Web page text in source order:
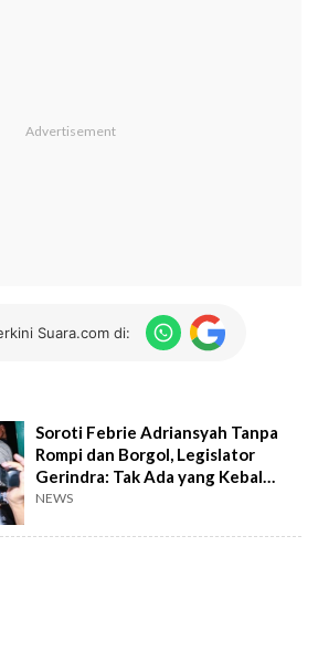
Suara.com di:
Soroti Febrie Adriansyah Tanpa
Rompi dan Borgol, Legislator
Gerindra: Tak Ada yang Kebal
Hukum
NEWS